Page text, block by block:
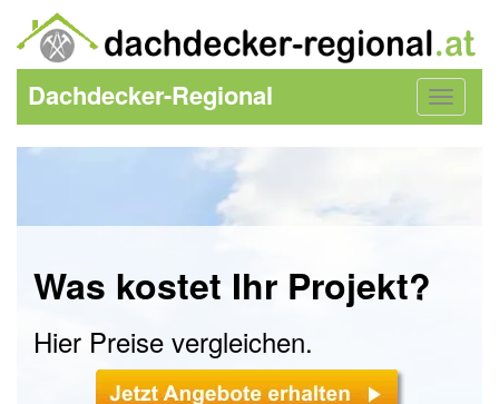
Toggle
Dachdecker-Regional
Was kostet Ihr Projekt?
Hier Preise vergleichen.